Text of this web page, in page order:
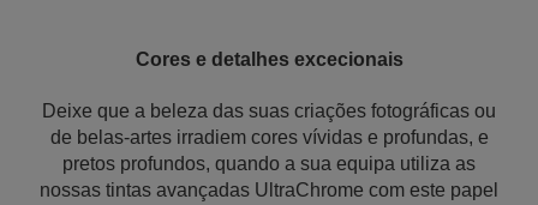
Cores e detalhes excecionais
Deixe que a beleza das suas criações fotográficas ou
de belas-artes irradiem cores vívidas e profundas, e
pretos profundos, quando a sua equipa utiliza as
nossas tintas avançadas UltraChrome com este papel